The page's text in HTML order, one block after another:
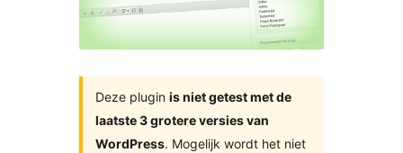
Deze plugin is niet getest met de
laatste 3 grotere versies van
WordPress. Mogelijk wordt het niet